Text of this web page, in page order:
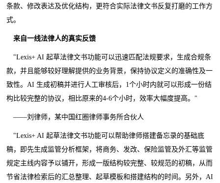
条款、修改表达及优化结构，更符合实际法律文书反复打磨的工作方
式。
来自一线法律人的真实反馈
"Lexis+ AI 起草法律文书功能可以迅速匹配法规要求，生成合规条
款，并且能够较好理解提供的业务背景，保持协议定义的准确性及一
致性。AI 生成初稿并进行人工审核后，1个小时内就可以形成一份结
构比较完整的协议，相比原来的4-6个小时，效率大幅度提高。"
——刘律师，某中国红圈律师事务所合伙人
"Lexis+ AI 起草法律文书功能可以帮助律师搭建备忘录的基础底
稿，即先生成监管分析框架，将商务、发改、保险监管及外汇等监管
规定主线内容予以铺开，形成一版结构较完整、较规范的初稿，从而
节省法律检索后的汇总整理、起草模板和搭建结构的时间。另外，AI